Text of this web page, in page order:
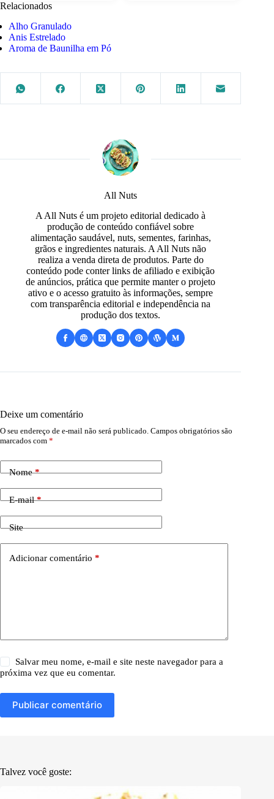
Relacionados
Alho Granulado
Anis Estrelado
Aroma de Baunilha em Pó
All Nuts
A All Nuts é um projeto editorial dedicado à
produção de conteúdo confiável sobre
alimentação saudável, nuts, sementes, farinhas,
grãos e ingredientes naturais. A All Nuts não
realiza a venda direta de produtos. Parte do
conteúdo pode conter links de afiliado e exibição
de anúncios, prática que permite manter o projeto
ativo e o acesso gratuito às informações, sempre
com transparência editorial e independência na
produção dos textos.
Deixe um comentário
O seu endereço de e-mail não será publicado. Campos obrigatórios são
marcados com *
Nome*
E-mail*
Site
Adicionar comentário *
Salvar meu nome, e-mail e site neste navegador para a
próxima vez que eu comentar.
Publicar comentário
Talvez você goste: